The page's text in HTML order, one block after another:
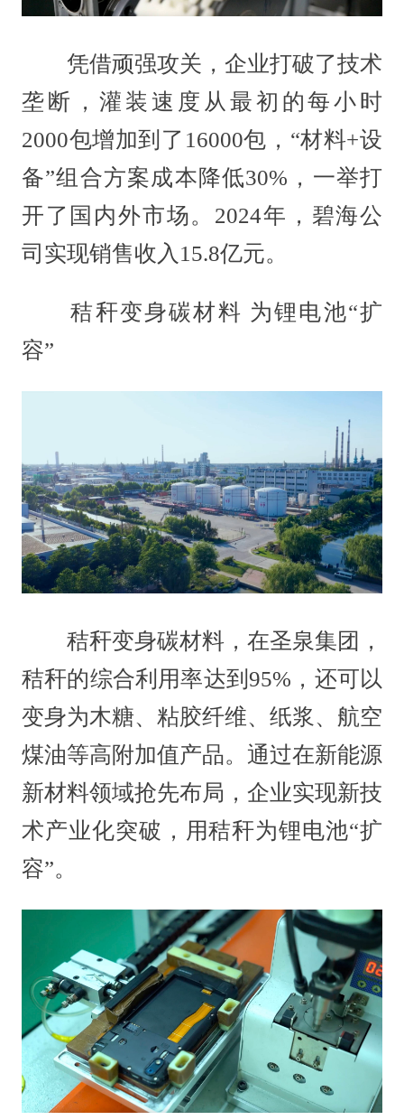
凭借顽强攻关，企业打破了技术
垄断，灌装速度从最初的每小时
2000包增加到了16000包，“材料+设
备”组合方案成本降低30%，一举打
开了国内外市场。2024年，碧海公
司实现销售收入15.8亿元。
秸秆变身碳材料 为锂电池“扩
容”
秸秆变身碳材料，在圣泉集团，
秸秆的综合利用率达到95%，还可以
变身为木糖、粘胶纤维、纸浆、航空
煤油等高附加值产品。通过在新能源
新材料领域抢先布局，企业实现新技
术产业化突破，用秸秆为锂电池“扩
容”。